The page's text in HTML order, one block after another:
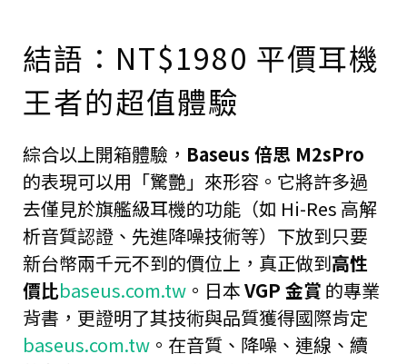
結語：NT$1980 平價耳機
王者的超值體驗
綜合以上開箱體驗， Baseus 倍思 M2sPro
的表現可以用「驚艷」來形容。它將許多過
去僅見於旗艦級耳機的功能（如 Hi-Res 高解
析音質認證、先進降噪技術等）下放到只要
新台幣兩千元不到的價位上，真正做到高性
價比baseus.com.tw 。日本VGP 金賞 的專業
背書，更證明了其技術與品質獲得國際肯定
baseus.com.tw 。在音質、降噪、連線、續